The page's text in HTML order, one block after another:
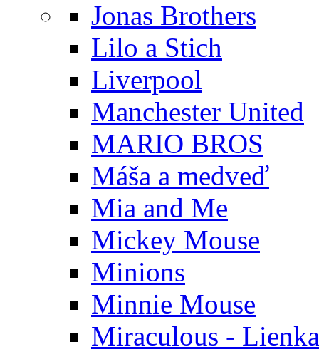
Jonas Brothers
Lilo a Stich
Liverpool
Manchester United
MARIO BROS
Máša a medveď
Mia and Me
Mickey Mouse
Minions
Minnie Mouse
Miraculous -